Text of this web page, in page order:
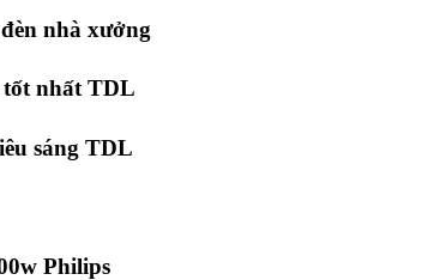
nhà xưởng
tốt nhất TDL
sáng TDL
Philips